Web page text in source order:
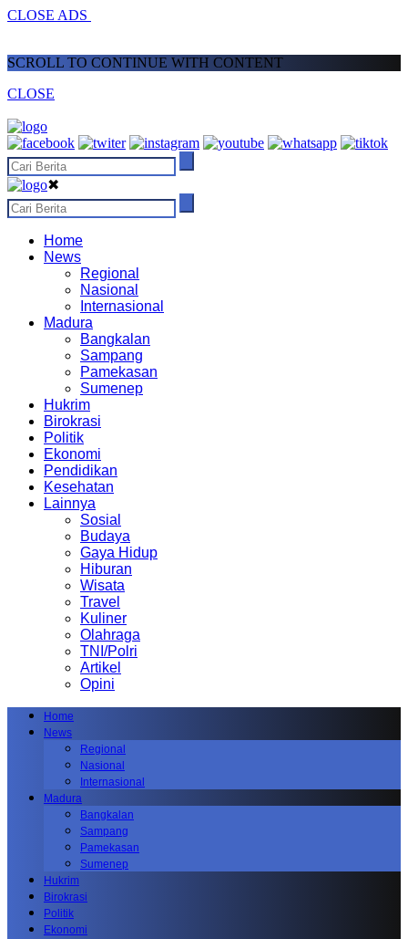
CLOSE ADS
SCROLL TO CONTINUE WITH CONTENT
CLOSE
✖
Home
News
Regional
Nasional
Internasional
Madura
Bangkalan
Sampang
Pamekasan
Sumenep
Hukrim
Birokrasi
Politik
Ekonomi
Pendidikan
Kesehatan
Lainnya
Sosial
Budaya
Gaya Hidup
Hiburan
Wisata
Travel
Kuliner
Olahraga
TNI/Polri
Artikel
Opini
Home
News
Regional
Nasional
Internasional
Madura
Bangkalan
Sampang
Pamekasan
Sumenep
Hukrim
Birokrasi
Politik
Ekonomi